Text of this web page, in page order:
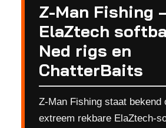
Z-Man Fishing
ElaZtech
Ned rigs en
ChatterBaits
Z-Man Fishing staat bekend
extreem rekbare ElaZtech-